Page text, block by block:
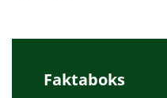
Faktaboks